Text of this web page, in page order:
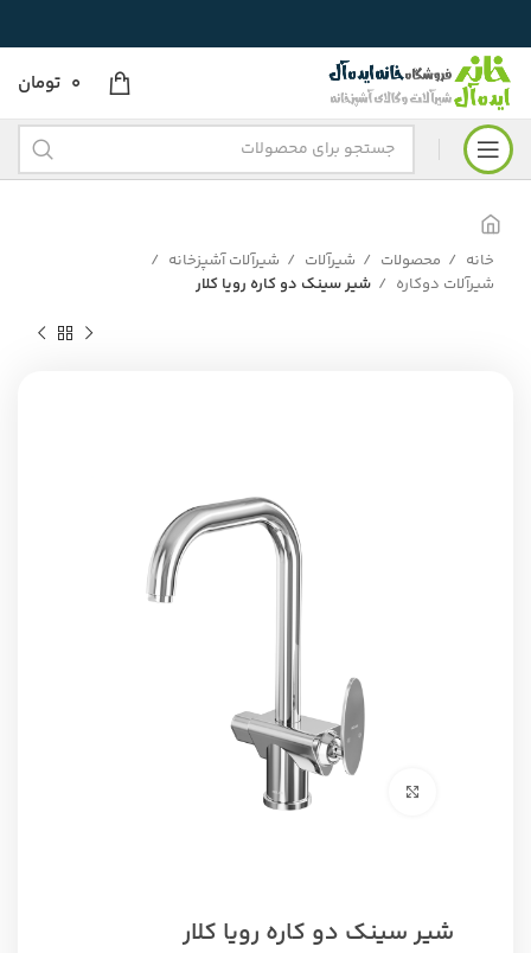
0 تومان
خانه محصولات شیرآلات
شیرآلات آشپزخانه
شیرآلات دوکاره
شیر سینک دو کاره رویا کلار
برای بزرگنمایی کلیک کنید
شیر سینک دو کاره رویا کلار